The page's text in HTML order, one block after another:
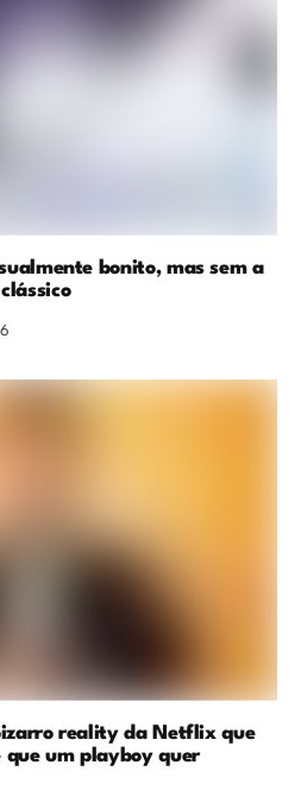
bonito, mas sem a
reality da Netflix que
que um playboy quer